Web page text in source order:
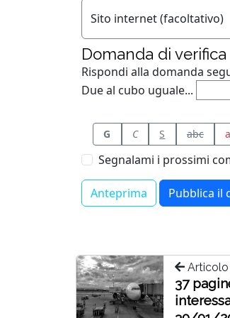
Sito internet (facoltativo)
Domanda di verifica
Rispondi alla domanda
Due al cubo uguale...
G C S abc a
Segnalami i prossimi
37